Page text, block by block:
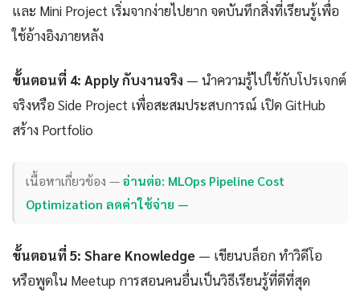
และ Mini Project เริ่มจากง่ายไปยาก จดบันทึกสิ่งที่เรียนรู้เพื่อ
ใช้อ้างอิงภายหลัง
ขั้นตอนที่ 4: Apply กับงานจริง — นำความรู้ไปใช้กับโปรเจกต์
จริงหรือ Side Project เพื่อสะสมประสบการณ์ เปิด GitHub
สร้าง Portfolio
เนื้อหาเกี่ยวข้อง —อ่านต่อ: MLOps Pipeline Cost
Optimization ลดค่าใช้จ่าย —
ขั้นตอนที่ 5: Share Knowledge — เขียนบล็อก ทำวิดีโอ
หรือพูดใน Meetup การสอนคนอื่นเป็นวิธีเรียนรู้ที่ดีที่สุด